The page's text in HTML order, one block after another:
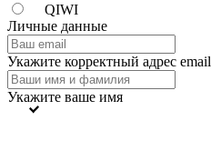
QIWI
Личные данные
Укажите корректный адрес email
Укажите ваше имя